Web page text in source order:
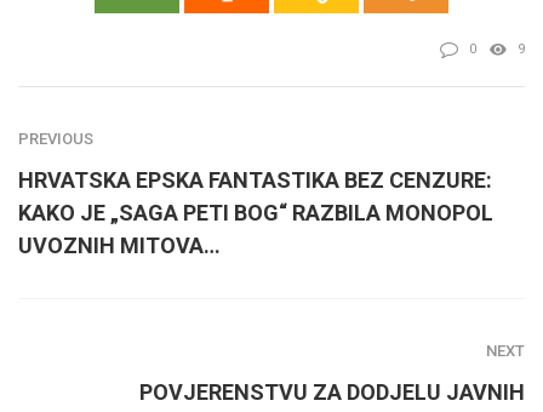
0 9
PREVIOUS
HRVATSKA EPSKA FANTASTIKA BEZ CENZURE:
KAKO JE „SAGA PETI BOG“ RAZBILA MONOPOL
UVOZNIH MITOVA…
NEXT
POVJERENSTVU ZA DODJELU JAVNIH